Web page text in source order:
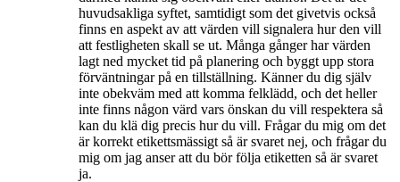
huvudsakliga syftet, samtidigt som det givetvis också
finns en aspekt av att värden vill signalera hur den vill
att festligheten skall se ut. Många gånger har värden
lagt ned mycket tid på planering och byggt upp stora
förväntningar på en tillställning. Känner du dig själv
inte obekväm med att komma felklädd, och det heller
inte finns någon värd vars önskan du vill respektera så
kan du klä dig precis hur du vill. Frågar du mig om det
är korrekt etikettsmässigt så är svaret nej, och frågar du
mig om jag anser att du bör följa etiketten så är svaret
ja.